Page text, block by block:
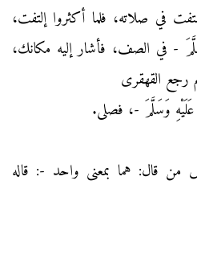
في صلاته، فلما أكثروا إلتفت،
- في الصف، فأشار إليه مكانك،
رجع القهقرى
عَلَيْهِ وَسَلَّمَ -، فصلى.
من قال: هما بمعنى واحد -: قاله